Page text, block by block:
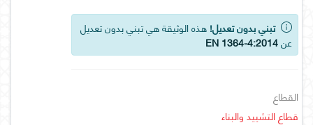
تبني بدون تعديل! هذه الوثيقة هي تبني بدون تعديل
عنEN 1364-4:2014
القطاع
قطاع التشييد والبناء